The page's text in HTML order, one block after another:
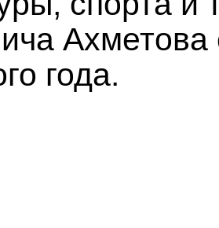
Ахметова
года.